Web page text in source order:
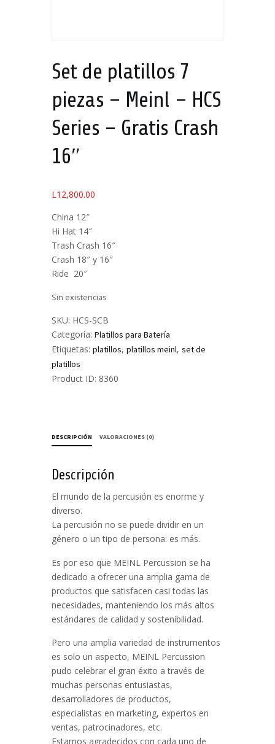
Set de platillos 7
piezas – Meinl – HCS
Series – Gratis Crash
16″
L12,800.00
China 12″
Hi Hat 14″
Trash Crash 16″
Crash 18″ y 16″
Ride 20″
Sin existencias
SKU: HCS-SCB
Categoría: Platillos para Batería
Etiquetas: platillos, platillos meinl, set de
platillos
Product ID: 8360
DESCRIPCIÓN VALORACIONES (0)
Descripción
El mundo de la percusión es enorme y
diverso.
La percusión no se puede dividir en un
género o un tipo de persona: es más.
Es por eso que MEINL Percussion se ha
dedicado a ofrecer una amplia gama de
productos que satisfacen casi todas las
necesidades, manteniendo los más altos
estándares de calidad y sostenibilidad.
Pero una amplia variedad de instrumentos
es solo un aspecto, MEINL Percussion
pudo celebrar el gran éxito a través de
muchas personas entusiastas,
desarrolladores de productos,
especialistas en marketing, expertos en
ventas, patrocinadores, etc.
Estamos agradecidos con cada uno de